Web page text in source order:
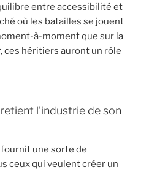
entre accessibilité et
où les batailles se jouent
à-moment que sur la
ces héritiers auront un rôle
l’industrie de son
une sorte de
ceux qui veulent créer un